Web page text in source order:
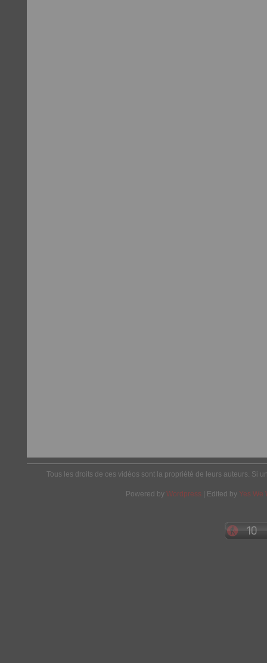
Tous les droits de ces vidéos sont la propriété de leurs auteurs. Si
Powered by Wordpress | Edited by Yes We